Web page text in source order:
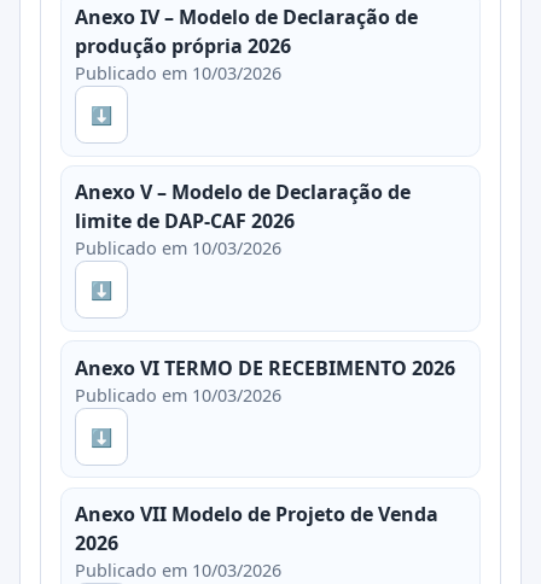
Anexo IV – Modelo de Declaração de
produção própria 2026
Publicado em 10/03/2026
⬇
Anexo V – Modelo de Declaração de
limite de DAP-CAF 2026
Publicado em 10/03/2026
⬇
Anexo VI TERMO DE RECEBIMENTO 2026
Publicado em 10/03/2026
⬇
Anexo VII Modelo de Projeto de Venda
2026
Publicado em 10/03/2026